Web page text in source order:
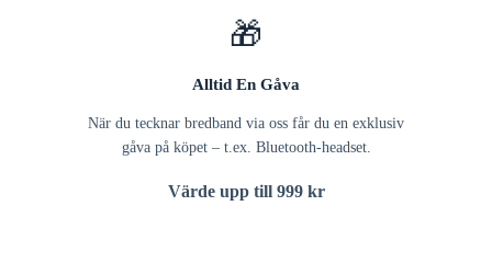
🎁
Alltid En Gåva
När du tecknar bredband via oss får du en exklusiv
gåva på köpet – t.ex. Bluetooth-headset.
Värde upp till 999 kr